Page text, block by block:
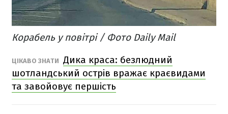
Корабель у повітрі / Фото Daily Mail
ЦІКАВО ЗНАТИ Дика краса: безлюдний
шотландський острів вражає краєвидами
та завойовує першість